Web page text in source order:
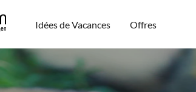
Idées de Vacances Offres